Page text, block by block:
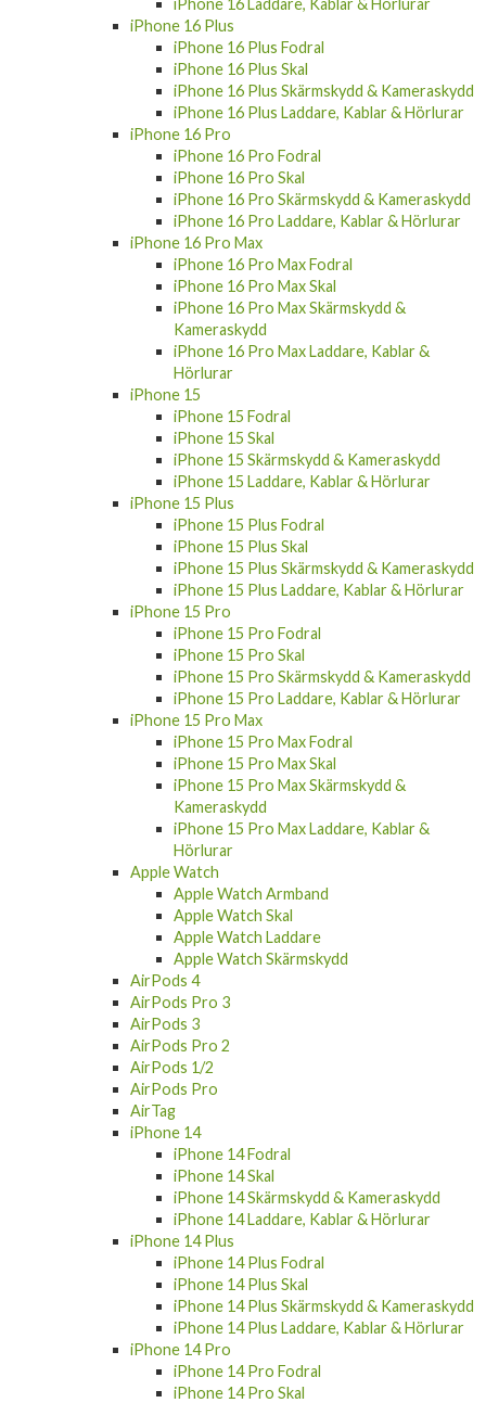
iPhone 16 Laddare, Kablar & Hörlurar
iPhone 16 Plus
iPhone 16 Plus Fodral
iPhone 16 Plus Skal
iPhone 16 Plus Skärmskydd & Kameraskydd
iPhone 16 Plus Laddare, Kablar & Hörlurar
iPhone 16 Pro
iPhone 16 Pro Fodral
iPhone 16 Pro Skal
iPhone 16 Pro Skärmskydd & Kameraskydd
iPhone 16 Pro Laddare, Kablar & Hörlurar
iPhone 16 Pro Max
iPhone 16 Pro Max Fodral
iPhone 16 Pro Max Skal
iPhone 16 Pro Max Skärmskydd &
Kameraskydd
iPhone 16 Pro Max Laddare, Kablar &
Hörlurar
iPhone 15
iPhone 15 Fodral
iPhone 15 Skal
iPhone 15 Skärmskydd & Kameraskydd
iPhone 15 Laddare, Kablar & Hörlurar
iPhone 15 Plus
iPhone 15 Plus Fodral
iPhone 15 Plus Skal
iPhone 15 Plus Skärmskydd & Kameraskydd
iPhone 15 Plus Laddare, Kablar & Hörlurar
iPhone 15 Pro
iPhone 15 Pro Fodral
iPhone 15 Pro Skal
iPhone 15 Pro Skärmskydd & Kameraskydd
iPhone 15 Pro Laddare, Kablar & Hörlurar
iPhone 15 Pro Max
iPhone 15 Pro Max Fodral
iPhone 15 Pro Max Skal
iPhone 15 Pro Max Skärmskydd &
Kameraskydd
iPhone 15 Pro Max Laddare, Kablar &
Hörlurar
Apple Watch
Apple Watch Armband
Apple Watch Skal
Apple Watch Laddare
Apple Watch Skärmskydd
AirPods 4
AirPods Pro 3
AirPods 3
AirPods Pro 2
AirPods 1/2
AirPods Pro
AirTag
iPhone 14
iPhone 14 Fodral
iPhone 14 Skal
iPhone 14 Skärmskydd & Kameraskydd
iPhone 14 Laddare, Kablar & Hörlurar
iPhone 14 Plus
iPhone 14 Plus Fodral
iPhone 14 Plus Skal
iPhone 14 Plus Skärmskydd & Kameraskydd
iPhone 14 Plus Laddare, Kablar & Hörlurar
iPhone 14 Pro
iPhone 14 Pro Fodral
iPhone 14 Pro Skal